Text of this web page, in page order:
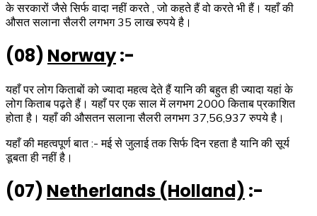
के सरकारों जैसे सिर्फ वादा नहीं करते , जो कहते हैं वो करते भी हैं। यहाँ की
औसत सलाना सैलरी लगभग 35 लाख रुपये है।
(08) Norway:-
यहाँ पर लोग किताबों को ज्यादा महत्व देते हैं यानि की बहुत ही ज्यादा यहां के
लोग किताब पढ़ते हैं। यहाँ पर एक साल में लगभग 2000 किताब प्रकाशित
होता है। यहाँ की औसतन सलाना सैलरी लगभग 37,56,937 रुपये है।
यहाँ की महत्वपूर्ण बात :- मई से जुलाई तक सिर्फ दिन रहता है यानि की सूर्य
डूबता ही नहीं है।
(07) Netherlands (Holland) :-